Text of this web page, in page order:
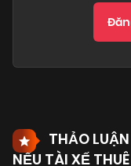
THẢO
NẾU TÀI XẾ